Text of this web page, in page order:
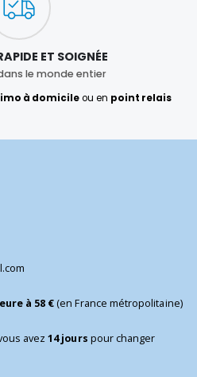
ET SOIGNÉE
le monde entier
à domicileou en point relais
à 58 €(en France métropolitaine)
avez14 jours pour changer